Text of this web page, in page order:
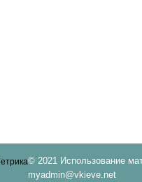
© 2021 Использование
myadmin@vkieve.net